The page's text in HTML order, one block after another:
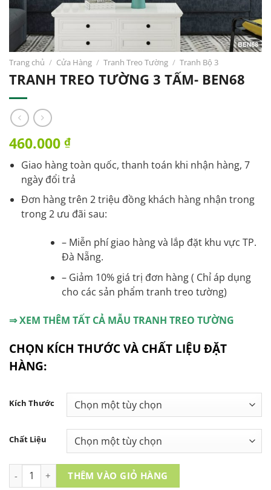
Trang chủ / Cửa Hàng / Tranh Treo Tường / Tranh Bộ 3
TRANH TREO TƯỜNG 3 TẤM- BEN68
460.000 ₫
Giao hàng toàn quốc, thanh toán khi nhận hàng, 7
ngày đổi trả
Đơn hàng trên 2 triệu đồng khách hàng nhận trong
trong 2 ưu đãi sau:
– Miễn phí giao hàng và lắp đặt khu vực TP.
Đà Nẵng.
– Giảm 10% giá trị đơn hàng ( Chỉ áp dụng
cho các sản phẩm tranh treo tường)
⇒ XEM THÊM TẤT CẢ MẪU TRANH TREO TƯỜNG
CHỌN KÍCH THƯỚC VÀ CHẤT LIỆU ĐẶT
HÀNG:
Kích Thước
Chất Liệu
TRANH TREO TƯỜNG 3 TẤM- BEN68 số lượng
THÊM VÀO GIỎ HÀNG